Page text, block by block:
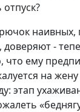
наивных,
доверяют -
что ему
на
этап